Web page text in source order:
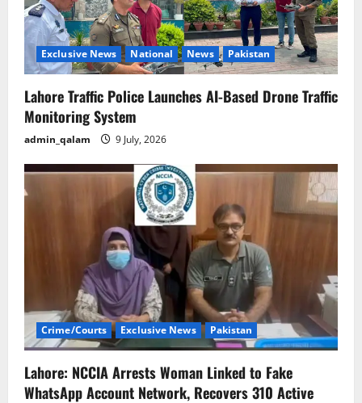
o
n Exclusive News National News Pakistan
Lahore Traffic Police Launches AI-Based Drone Traffic
Monitoring System
admin_qalam 9 July, 2026
Crime/Courts Exclusive News Pakistan
Lahore: NCCIA Arrests Woman Linked to Fake
WhatsApp Account Network, Recovers 310 Active